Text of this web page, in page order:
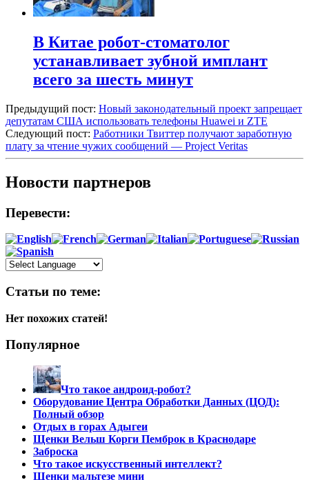
В Китае робот-стоматолог
устанавливает зубной имплант
всего за шесть минут
Предыдущий пост: Новый законодательный проект запрещает
депутатам США использовать телефоны Huawei и ZTE
Следующий пост: Работники Твиттер получают заработную
плату за чтение чужих сообщений — Project Veritas
Новости партнеров
Перевести:
Статьи по теме:
Нет похожих статей!
Популярное
Что такое андроид-робот?
Оборудование Центра Обработки Данных (ЦОД):
Полный обзор
Отдых в горах Адыгеи
Щенки Вельш Корги Пемброк в Краснодаре
Заброска
Что такое искусственный интеллект?
Щенки мальтезе мини